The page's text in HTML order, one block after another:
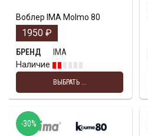
Воблер IMA Molmo 80
1950 ₽
БРЕНД
IMA
Наличие
ВЫБРАТЬ ...
-30%